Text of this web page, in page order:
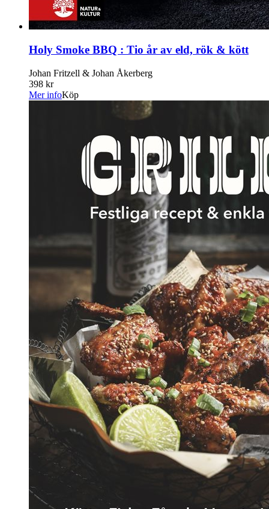
Holy Smoke BBQ : Tio år av eld, rök & kött
Johan Fritzell & Johan Åkerberg
398 kr
Mer infoKöp